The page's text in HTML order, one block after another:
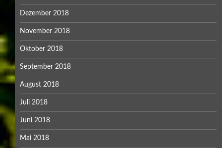
Dezember 2018
November 2018
Oktober 2018
September 2018
August 2018
Juli 2018
Juni 2018
Mai 2018